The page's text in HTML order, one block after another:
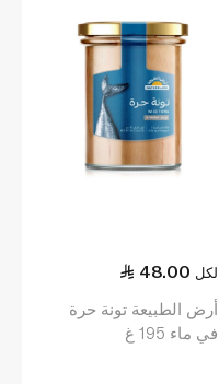
48.00 لكل
أرض الطبيعة تونة حرة
في ماء 195 غ